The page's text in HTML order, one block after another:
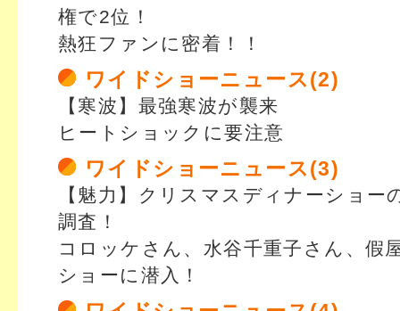
権で2位！
熱狂ファンに密着！！
ワイドショーニュース(2)
【寒波】最強寒波が襲来
ヒートショックに要注意
ワイドショーニュース(3)
【魅力】クリスマスディナーショー
調査！
コロッケさん、水谷千重子さん、假
ショーに潜入！